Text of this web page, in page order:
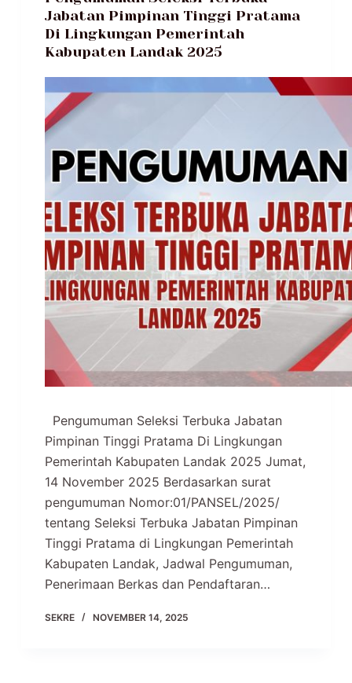
Jabatan Pimpinan Tinggi Pratama
Di Lingkungan Pemerintah
Kabupaten Landak 2025
Pengumuman Seleksi Terbuka Jabatan
Pimpinan Tinggi Pratama Di Lingkungan
Pemerintah Kabupaten Landak 2025 Jumat,
14 November 2025 Berdasarkan surat
pengumuman Nomor:01/PANSEL/2025/
tentang Seleksi Terbuka Jabatan Pimpinan
Tinggi Pratama di Lingkungan Pemerintah
Kabupaten Landak, Jadwal Pengumuman,
Penerimaan Berkas dan Pendaftaran…
SEKRE NOVEMBER 14, 2025